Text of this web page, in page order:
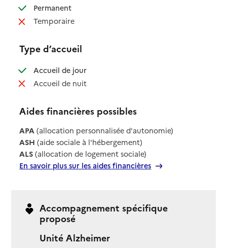
Permanent: disponible
Temporaire: non disponible
Type d’accueil
Accueil de jour: disponible
Accueil de nuit: non disponible
Aides financières possibles
APA (allocation personnalisée d'autonomie)
ASH (aide sociale à l'hébergement)
ALS (allocation de logement sociale)
En savoir plus sur les aides financières
Accompagnement spécifique
proposé
Unité Alzheimer